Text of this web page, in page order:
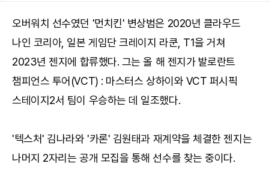
오버워치 선수였던 '먼치킨' 변상범은 2020년 클라우드
나인 코리아, 일본 게임단 크레이지 라쿤, T1을 거쳐
2023년 젠지에 합류했다. 그는 올 해 젠지가 발로란트
챔피언스 투어(VCT) : 마스터스 상하이와 VCT 퍼시픽
스테이지2서 팀이 우승하는 데 일조했다.
'텍스처' 김나라와 '카론' 김원태과 재계약을 체결한 젠지는
나머지 2자리는 공개 모집을 통해 선수를 찾는 중이다.